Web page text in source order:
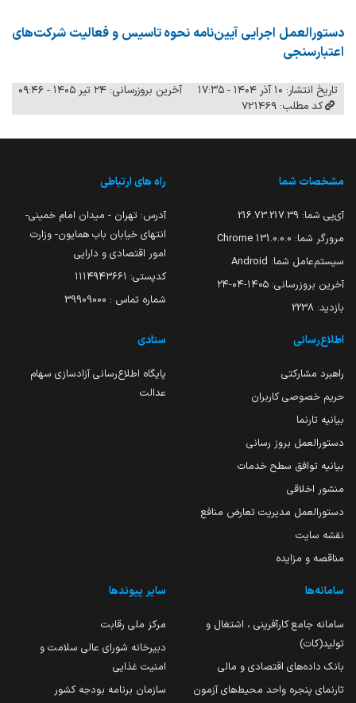
دستورالعمل اجرایی آیین‌نامه نحوه تاسیس و فعالیت شرکت‌های
اعتبارسنجی
تاریخ انتشار: ۱۰ آذر ۱۴۰۴ - ۱۷:۳۵
آخرین بروزرسانی: ۲۴ تیر ۱۴۰۵ - ۰۹:۴۶
کد مطلب: 721469
مشخصات شما
آی‌پی شما: 216.73.217.39
مرورگر شما: 131.0.0.0 Chrome
سیستم‌عامل شما: Android
آخرین بروزرسانی: ۱۴۰۵-۰۴-۲۴
بازدید: 2238
راه های ارتباطی
آدرس: تهران - میدان امام خمینی-
انتهای خیابان باب همایون- وزارت
امور اقتصادی و دارایی
کدپستی: ۱۱۱۴۹۴۳۶۶۱
شماره تماس : 39909000
اطلاع‌رسانی
راهبرد مشارکتی
حریم خصوصی کاربران
بیانیه تارنما
دستورالعمل بروز رسانی
بیانیه توافق سطح خدمات
منشور اخلاقی
دستورالعمل مدیریت تعارض منافع
نقشه سایت
مناقصه و مزایده
ستادی
پایگاه اطلاع‌رسانی آزادسازی سهام
عدالت
سامانه‌ها
سامانه جامع کارآفرینی ، اشتغال و
تولید(کات)
بانک داده‌های اقتصادی و مالی
تارنمای پنجره واحد محیط‌های آزمون
سایر پیوندها
مرکز ملی رقابت
دبیرخانه شورای عالی سلامت و
امنیت غذایی
سازمان برنامه بودجه کشور